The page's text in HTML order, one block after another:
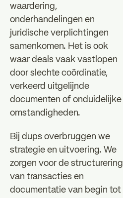
waardering,
onderhandelingen en
juridische verplichtingen
samenkomen. Het is ook
waar deals vaak vastlopen
door slechte coördinatie,
verkeerd uitgelijnde
documenten of onduidelijke
omstandigheden.
Bij dups overbruggen we
strategie en uitvoering. We
zorgen voor de structurering
van transacties en
documentatie van begin tot